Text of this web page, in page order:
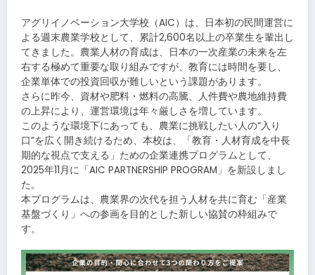
アグリイノベーション大学校（AIC）は、日本初の民間運営に
よる週末農業学校として、累計2,600名以上の卒業生を輩出し
てきました。農業人材の育成は、日本の一次産業の未来を左
右する極めて重要な取り組みですが、教育には時間を要し、
企業単体での投資回収が難しいという課題があります。
さらに昨今、資材や肥料・燃料の高騰、人件費や農地維持費
の上昇により、運営環境は年々厳しさを増しています。
このような環境下にあっても、農業に挑戦したい人の“入り
口”を広く開き続けるため、本校は、「教育・人材育成を中長
期的な視点で支える」ための企業連携プログラムとして、
2025年11月に「AIC PARTNERSHIP PROGRAM」を新設しまし
た。
本プログラムは、農業界の次代を担う人材を共に育む「産業
基盤づくり」への参画を目的とした新しい協賛の枠組みで
す。